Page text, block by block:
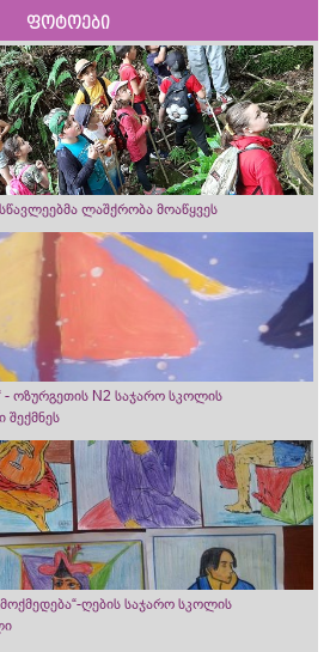
ფოტოები
ლაშქრობა მოაწყვეს
- ოზურგეთის N2 საჯარო სკოლის
შექმნეს
ღების საჯარო სკოლის